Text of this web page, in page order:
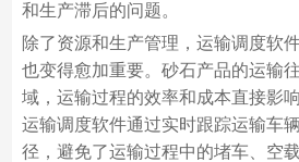
和生产滞后的问题。
除了资源和生产管理，运输调度软
也变得愈加重要。砂石产品的运输
域，运输过程的效率和成本直接影
运输调度软件通过实时跟踪运输车
径，避免了运输过程中的堵车、空